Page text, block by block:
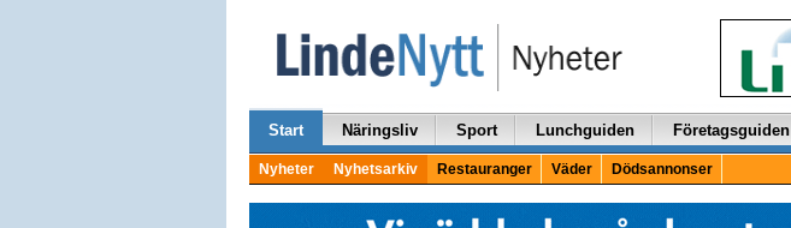
Start Näringsliv Sport Lunchguiden Företagsguiden
Nyheter Nyhetsarkiv Restauranger Väder Dödsannonser